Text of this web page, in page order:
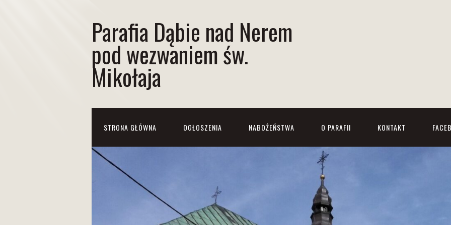
Parafia Dąbie nad Nerem
pod wezwaniem św.
Mikołaja
STRONA GŁÓWNA OGŁOSZENIA NABOŻEŃSTWA O PARAFII KONTAKT